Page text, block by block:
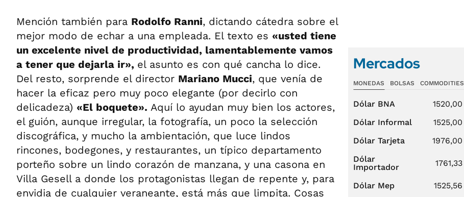
Mención también para Rodolfo Ranni, dictando cátedra sobre el
mejor modo de echar a una empleada. El texto es «usted tiene
un excelente nivel de productividad, lamentablemente vamos
a tener que dejarla ir», el asunto es con qué cancha lo dice.
Del resto, sorprende el director Mariano Mucci, que venía de
hacer la eficaz pero muy poco elegante (por decirlo con
delicadeza) «El boquete». Aquí lo ayudan muy bien los actores,
el guión, aunque irregular, la fotografía, un poco la selección
discográfica, y mucho la ambientación, que luce lindos
rincones, bodegones, y restaurantes, un típico departamento
porteño sobre un lindo corazón de manzana, y una casona en
Villa Gesell a donde los protagonistas llegan de repente y, para
envidia de cualquier veraneante, está más que limpita. Cosas
Mercados
MONEDAS BOLSAS COMMODITIES
Dólar BNA 1520,00
Dólar Informal
1525,00
Dólar Tarjeta
1976,00
Dólar
Importador
1761,33
Dólar Mep 1525,56